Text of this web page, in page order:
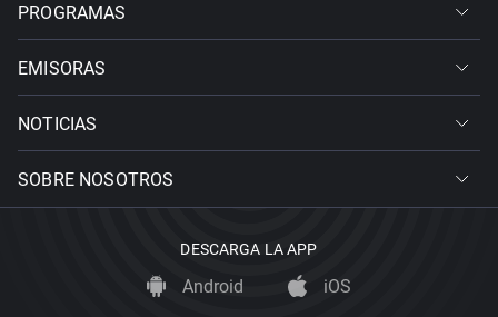
PROGRAMAS
EMISORAS
NOTICIAS
SOBRE NOSOTROS
DESCARGA LA APP
Android iOS